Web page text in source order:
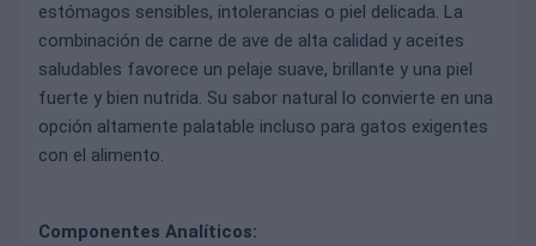
estómagos sensibles, intolerancias o piel delicada. La
combinación de carne de ave de alta calidad y aceites
saludables favorece un pelaje suave, brillante y una piel
fuerte y bien nutrida. Su sabor natural lo convierte en una
opción altamente palatable incluso para gatos exigentes
con el alimento.
Componentes Analíticos: